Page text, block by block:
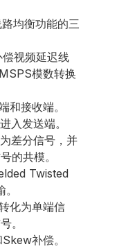
均衡功能的三
视频延迟线
模数转换
和接收端。
入发送端。
差分信号，并
的共模。
Twisted
化为单端信
。
补偿。